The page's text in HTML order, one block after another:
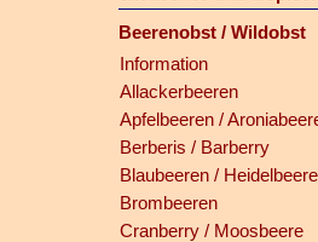
Beerenobst / Wildobst
Information
Allackerbeeren
Apfelbeeren /
Berberis / Barberry
Blaubeeren /
Brombeeren
Cranberry / Moosbeere